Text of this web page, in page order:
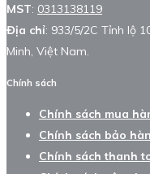
MST: 0313138119
Địa chỉ: 933/5/2C Tỉnh lộ
Minh, Việt Nam.
Chính sách
Chính sách mua
Chính sách bảo
Chính sách thanh